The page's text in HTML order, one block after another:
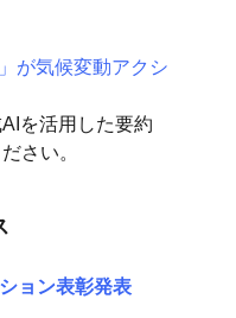
が気候変動アクシ
を活用した要約
さい。
ョン表彰発表